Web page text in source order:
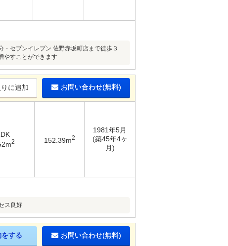
セブンイレブン 佐野赤坂町店まで徒歩３
やすことができます
に追加 お問い合わせ(無料)
2 152.39m2
1981年5月
(築45年4ヶ
月)
ス良好
をする お問い合わせ(無料)